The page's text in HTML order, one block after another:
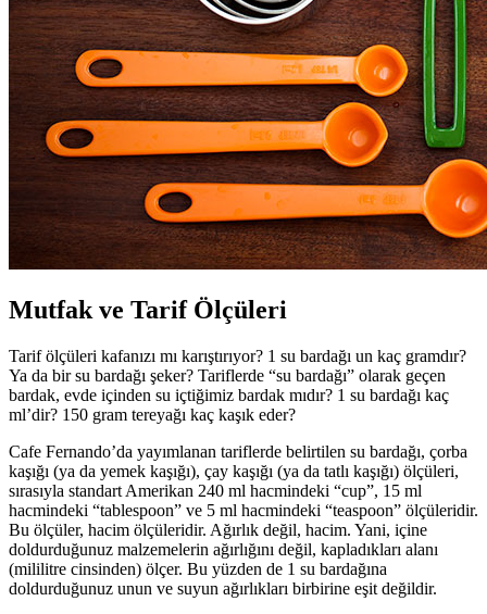
Mutfak ve Tarif Ölçüleri
Tarif ölçüleri kafanızı mı karıştırıyor? 1 su bardağı un kaç gramdır?
Ya da bir su bardağı şeker? Tariflerde “su bardağı” olarak geçen
bardak, evde içinden su içtiğimiz bardak mıdır? 1 su bardağı kaç
ml’dir? 150 gram tereyağı kaç kaşık eder?
Cafe Fernando’da yayımlanan tariflerde belirtilen su bardağı, çorba
kaşığı (ya da yemek kaşığı), çay kaşığı (ya da tatlı kaşığı) ölçüleri,
sırasıyla standart Amerikan 240 ml hacmindeki “cup”, 15 ml
hacmindeki “tablespoon” ve 5 ml hacmindeki “teaspoon” ölçüleridir.
Bu ölçüler, hacim ölçüleridir. Ağırlık değil, hacim. Yani, içine
doldurduğunuz malzemelerin ağırlığını değil, kapladıkları alanı
(mililitre cinsinden) ölçer. Bu yüzden de 1 su bardağına
doldurduğunuz unun ve suyun ağırlıkları birbirine eşit değildir.